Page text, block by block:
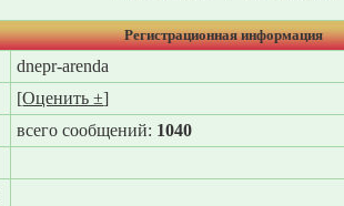
Регистрационная информация
dnepr-arenda
[Оценить ±]
всего сообщений: 1040